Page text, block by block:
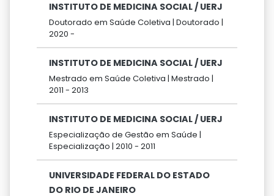
INSTITUTO DE MEDICINA SOCIAL / UERJ
Doutorado em Saúde Coletiva | Doutorado |
2020 -
INSTITUTO DE MEDICINA SOCIAL / UERJ
Mestrado em Saúde Coletiva | Mestrado |
2011 - 2013
INSTITUTO DE MEDICINA SOCIAL / UERJ
Especialização de Gestão em Saúde |
Especialização | 2010 - 2011
UNIVERSIDADE FEDERAL DO ESTADO
DO RIO DE JANEIRO